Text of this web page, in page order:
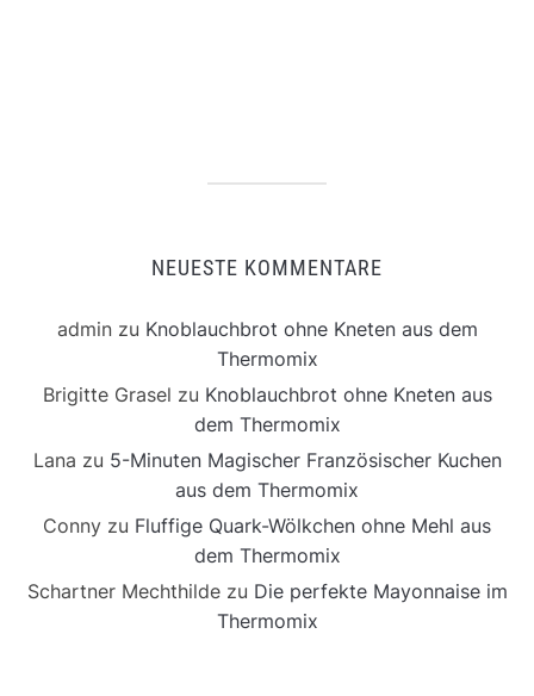
NEUESTE KOMMENTARE
adminzu Knoblauchbrot ohne Kneten aus dem
Thermomix
Brigitte Grasel zu Knoblauchbrot ohne Kneten aus
dem Thermomix
Lana zu 5-Minuten Magischer Französischer Kuchen
aus dem Thermomix
Conny zu Fluffige Quark-Wölkchen ohne Mehl aus
dem Thermomix
Schartner Mechthildezu Die perfekte Mayonnaise im
Thermomix